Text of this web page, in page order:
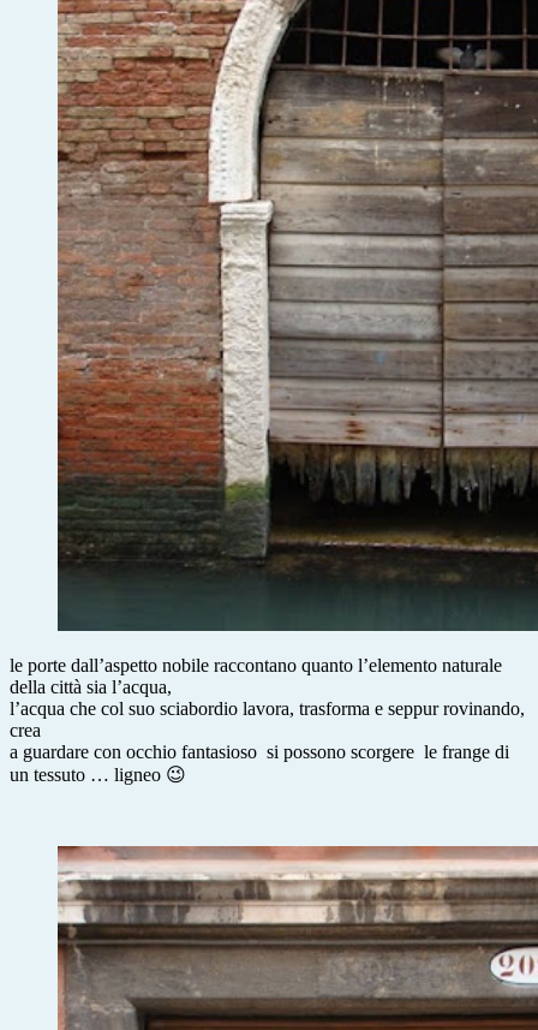
le porte dall’aspetto nobile raccontano quanto l’elemento naturale
della città sia l’acqua,
l’acqua che col suo sciabordio lavora, trasforma e seppur rovinando,
crea
a guardare con occhio fantasioso si possono scorgere le frange di
un tessuto … ligneo 😉